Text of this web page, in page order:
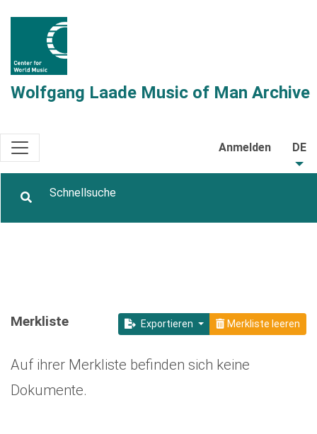
Wolfgang Laade Music of Man Archive
Anmelden DE
Exportieren Merkliste leeren
Merkliste
Auf ihrer Merkliste befinden sich keine
Dokumente.